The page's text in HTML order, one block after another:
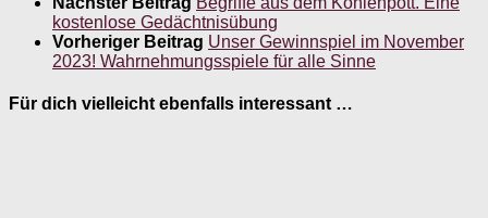
kostenlose Gedächtnisübung
Vorheriger Beitrag Unser Gewinnspiel im November
2023! Wahrnehmungsspiele für alle Sinne
Für dich vielleicht ebenfalls interessant …